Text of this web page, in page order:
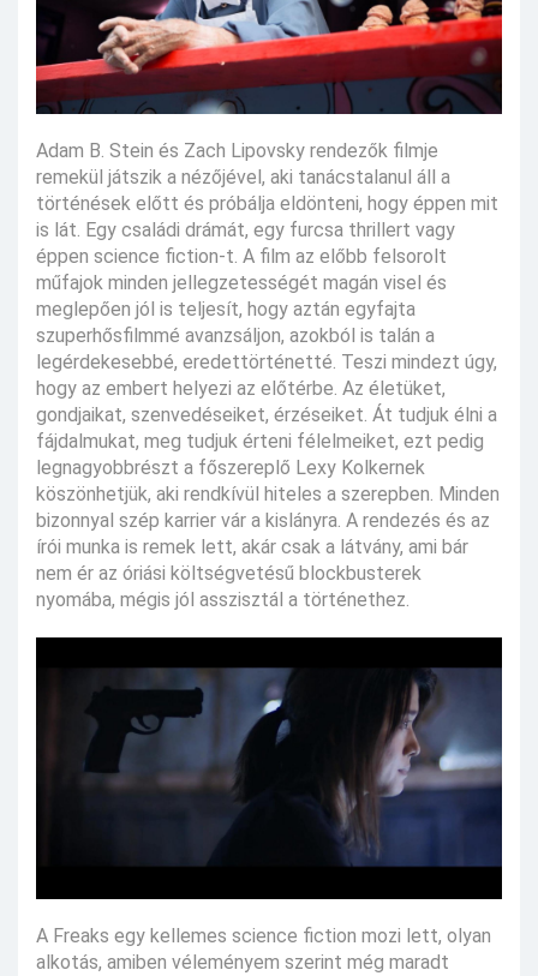
Adam B. Stein és Zach Lipovsky rendezők filmje
remekül játszik a nézőjével, aki tanácstalanul áll a
történések előtt és próbálja eldönteni, hogy éppen mit
is lát. Egy családi drámát, egy furcsa thrillert vagy
éppen science fiction-t. A film az előbb felsorolt
műfajok minden jellegzetességét magán visel és
meglepően jól is teljesít, hogy aztán egyfajta
szuperhősfilmmé avanzsáljon, azokból is talán a
legérdekesebbé, eredettörténetté. Teszi mindezt úgy,
hogy az embert helyezi az előtérbe. Az életüket,
gondjaikat, szenvedéseiket, érzéseiket. Át tudjuk élni a
fájdalmukat, meg tudjuk érteni félelmeiket, ezt pedig
legnagyobbrészt a főszereplő Lexy Kolkernek
köszönhetjük, aki rendkívül hiteles a szerepben. Minden
bizonnyal szép karrier vár a kislányra. A rendezés és az
írói munka is remek lett, akár csak a látvány, ami bár
nem ér az óriási költségvetésű blockbusterek
nyomába, mégis jól asszisztál a történethez.
A Freaks egy kellemes science fiction mozi lett, olyan
alkotás, amiben véleményem szerint még maradt